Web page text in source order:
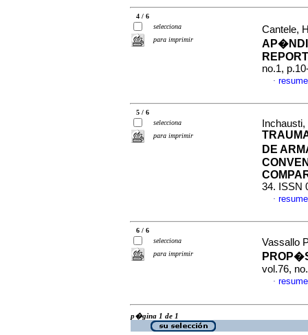
4 / 6
selecciona
para imprimir
Cantele,
no.1,
·
5 / 6
selecciona
para imprimir
DE
34. ISSN
·
6 / 6
selecciona
para imprimir
Vassallo
vol.76,
·
p�gina 1 de 1